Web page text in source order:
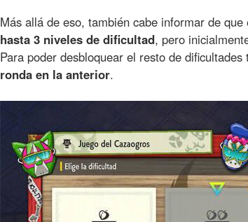
Más allá de eso, también cabe informar de
hasta 3 niveles de dificultad, pero
Para poder desbloquear el resto de dificultades
ronda en la anterior.